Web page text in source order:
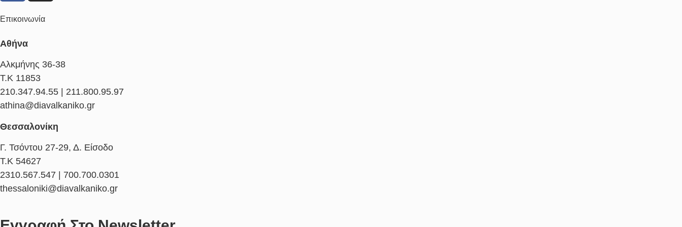
Επικοινωνία
Αθήνα
Αλκμήνης 36-38
Τ.Κ 11853
210.347.94.55 | 211.800.95.97
athina@diavalkaniko.gr
Θεσσαλονίκη
Γ. Τσόντου 27-29, Δ. Είσοδο
Τ.Κ 54627
2310.567.547 | 700.700.0301
thessaloniki@diavalkaniko.gr